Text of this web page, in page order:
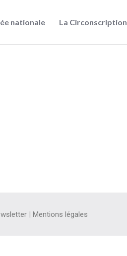
nationale La Circonscription
|Mentions légales